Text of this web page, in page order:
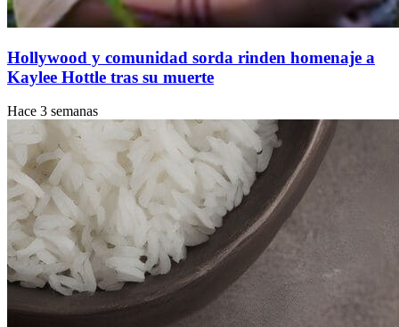
Hollywood y comunidad sorda rinden homenaje a
Kaylee Hottle tras su muerte
Hace 3 semanas